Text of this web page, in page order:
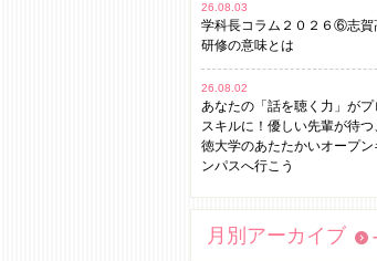
26.08.03
学科長コラム２０２６⑥志賀
研修の意味とは
26.08.02
あなたの「話を聴く力」がプ
スキルに！優しい先輩が待つ
徳大学のあたたかいオープン
ンパスへ行こう
月別アーカイブ